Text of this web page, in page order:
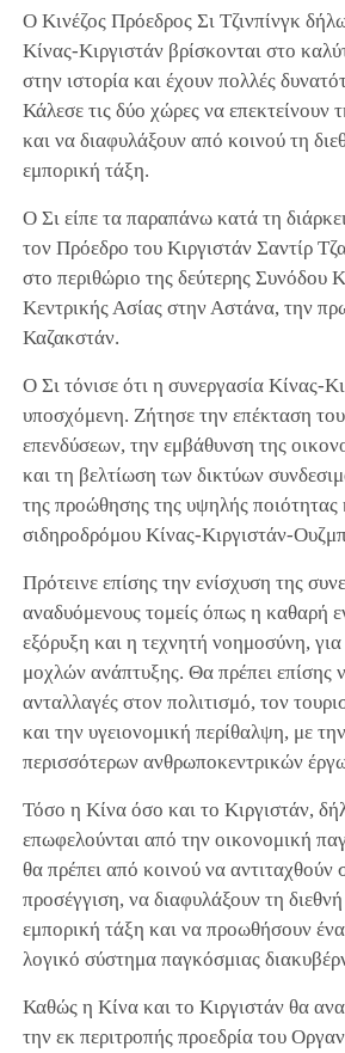
Ο Κινέζος Πρόεδρος Σι Τζινπίνγκ
Κίνας-Κιργιστάν βρίσκονται στο
στην ιστορία και έχουν πολλές
Κάλεσε τις δύο χώρες να επεκτείνουν
και να διαφυλάξουν από κοινού τη
εμπορική τάξη.
Ο Σι είπε τα παραπάνω κατά τη
τον Πρόεδρο του Κιργιστάν Σαντίρ
στο περιθώριο της δεύτερης Συνόδου
Κεντρικής Ασίας στην Αστάνα, την
Καζακστάν.
Ο Σι τόνισε ότι η συνεργασία Κίνας-
υποσχόμενη. Ζήτησε την επέκταση
επενδύσεων, την εμβάθυνση της
και τη βελτίωση των δικτύων
της προώθησης της υψηλής ποιότητας
σιδηροδρόμου Κίνας-Κιργιστάν-
Πρότεινε επίσης την ενίσχυση της
αναδυόμενους τομείς όπως η καθαρή
εξόρυξη και η τεχνητή νοημοσύνη,
μοχλών ανάπτυξης. Θα πρέπει επίσης
ανταλλαγές στον πολιτισμό, τον
και την υγειονομική περίθαλψη, με
περισσότερων ανθρωποκεντρικών
Τόσο η Κίνα όσο και το Κιργιστάν,
επωφελούνται από την οικονομική
θα πρέπει από κοινού να αντιταχθούν
προσέγγιση, να διαφυλάξουν τη
εμπορική τάξη και να προωθήσουν ένα
λογικό σύστημα παγκόσμιας
Καθώς η Κίνα και το Κιργιστάν θα
την εκ περιτροπής προεδρία του